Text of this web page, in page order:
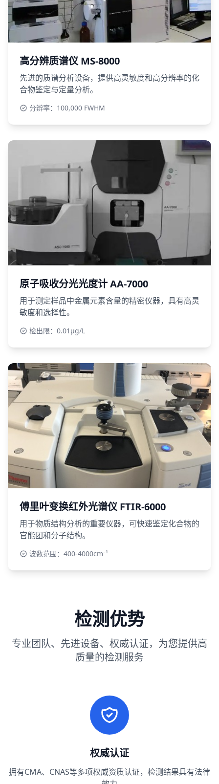
高分辨质谱仪 MS-8000
先进的质谱分析设备，提供高灵敏度和高分辨率的化
合物鉴定与定量分析。
分辨率：100,000 FWHM
原子吸收分光光度计 AA-7000
用于测定样品中金属元素含量的精密仪器，具有高灵
敏度和选择性。
检出限：0.01μg/L
傅里叶变换红外光谱仪 FTIR-6000
用于物质结构分析的重要仪器，可快速鉴定化合物的
官能团和分子结构。
波数范围：400-4000cm⁻¹
检测优势
专业团队、先进设备、权威认证，为您提供高
质量的检测服务
权威认证
拥有CMA、CNAS等多项权威资质认证，检测结果具有法律